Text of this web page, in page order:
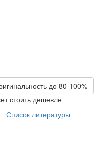
до 80-100%
стоить дешевле
Список литературы